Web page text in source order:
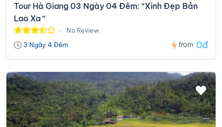
Tour Hà Giang 03 Ngày 04 Đêm: “Xinh Đẹp Bản
Lao Xa “
No Review
3 Ngày 4 Đêm
from 0đ